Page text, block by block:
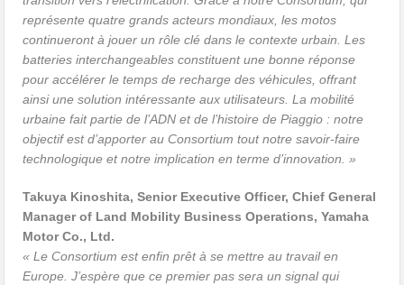
représente quatre grands acteurs mondiaux, les motos
continueront à jouer un rôle clé dans le contexte urbain. Les
batteries interchangeables constituent une bonne réponse
pour accélérer le temps de recharge des véhicules, offrant
ainsi une solution intéressante aux utilisateurs. La mobilité
urbaine fait partie de l’ADN et de l’histoire de Piaggio : notre
objectif est d’apporter au Consortium tout notre savoir-faire
technologique et notre implication en terme d’innovation. »
Takuya Kinoshita, Senior Executive Officer, Chief General
Manager of Land Mobility Business Operations, Yamaha
Motor Co., Ltd.
« Le Consortium est enfin prêt à se mettre au travail en
Europe. J’espère que ce premier pas sera un signal qui